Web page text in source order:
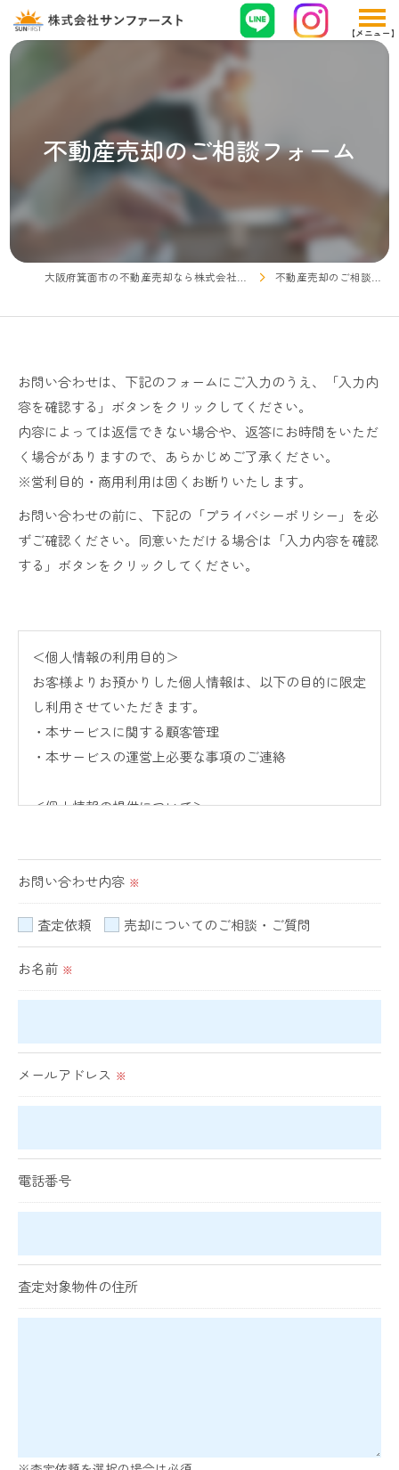
不動産売却のご相談フォーム
不動産売却のご相談フォーム
お問い合わせは、下記のフォームにご入力のうえ、「入力内
容を確認する」ボタンをクリックしてください。
内容によっては返信できない場合や、返答にお時間をいただ
く場合がありますので、あらかじめご了承ください。
※営利目的・商用利用は固くお断りいたします。
お問い合わせの前に、下記の「プライバシーポリシー」を必
ずご確認ください。同意いただける場合は「入力内容を確認
する」ボタンをクリックしてください。
＜個人情報の利用目的＞
お客様よりお預かりした個人情報は、以下の目的に限定
し利用させていただきます。
・本サービスに関する顧客管理
・本サービスの運営上必要な事項のご連絡
＜個人情報の提供について＞
た場合を除き、
取得した個人情報を第三者に提供することはいたしませ
ん。
当社では、利用目的の達成に必要な範囲において、個人
情報を外部に委託する場合があります。
とり、適切な監督を行います。
＜個人情報の安全管理＞
安全管理対策を実施します。
＜個人情報を与えなかった場合に生じる結果＞
ービスをご提供できない場合がございますので予めご了
承ください。
個人情報の開示･訂正･削除・利用停止の具体的手続きに
お問い合わせ内容 ※
査定依頼 売却についてのご相談・ご質問
お名前 ※
メールアドレス ※
電話番号
査定対象物件の住所